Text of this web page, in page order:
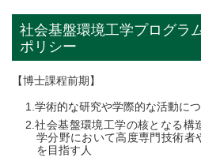
社会基盤環境工学プログラ
ポリシー
【博士課程前期】
学術的な研究や学際的な活動に
社会基盤環境工学の核となる構
学分野において高度専門技術者
を目指す人